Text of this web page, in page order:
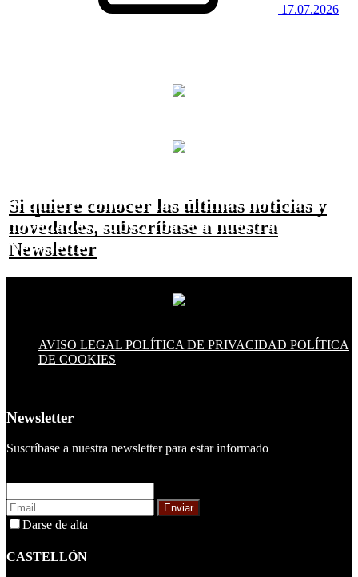
17.07.2026
Si quiere conocer las últimas noticias y
novedades, subscríbase a nuestra
Newsletter
AVISO LEGAL POLÍTICA DE PRIVACIDAD POLÍTICA
DE COOKIES
Newsletter
Suscríbase a nuestra newsletter para estar informado
Enviar
Darse de alta
CASTELLÓN